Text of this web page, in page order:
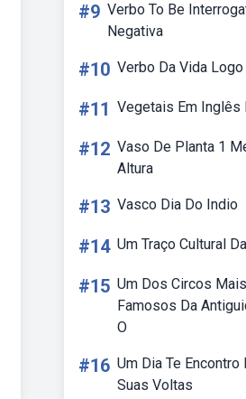
#9 Verbo To Be
Negativa
#10 Verbo Da Vida Logo
#11 Vegetais Em Inglês
#12 Vaso De Planta 1
Altura
#13 Vasco Dia Do Indio
#14 Um Traço Cultural
#15 Um Dos Circos Mais
Famosos Da
O
#16 Um Dia Te Encontro
Suas Voltas